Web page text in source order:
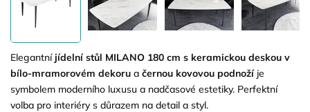
Elegantníjídelní stůl MILANO 180 cm s keramickou deskou v
bílo-mramorovém dekoru a černou kovovou podnožíje
symbolem moderního luxusu a nadčasové estetiky. Perfektní
volba pro interiéry s důrazem na detail a styl.